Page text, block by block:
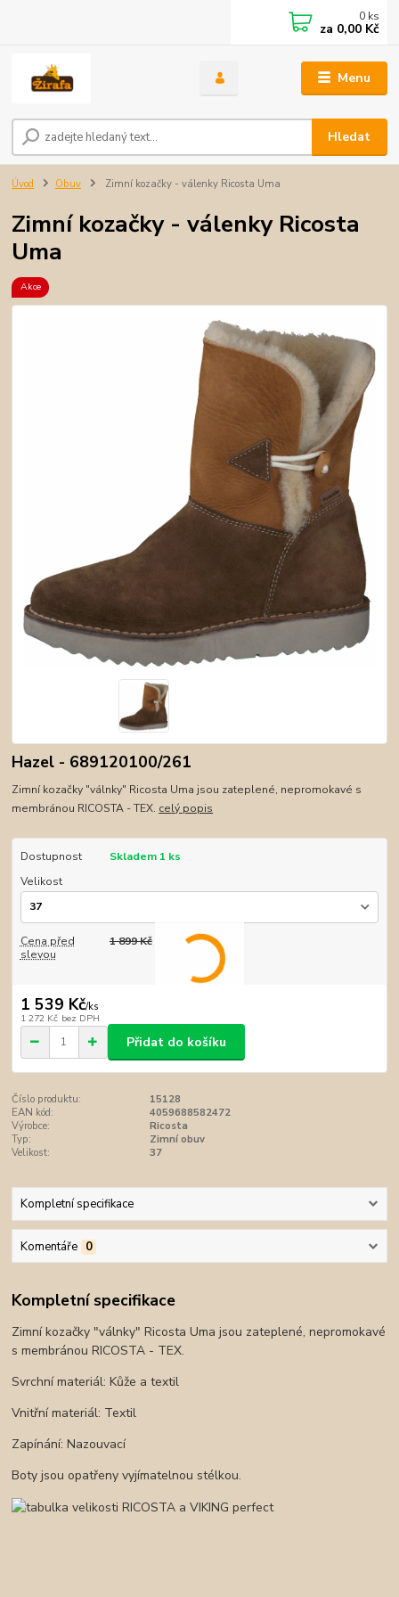
Menu
Hledat
0 ks
za 0,00 Kč
Úvod Obuv Zimní kozačky - válenky Ricosta Uma
Zimní kozačky - válenky Ricosta
Uma
Akce
Hazel - 689120100/261
Zimní kozačky "válnky" Ricosta Uma jsou zateplené, nepromokavé s
membránou RICOSTA - TEX. celý popis
Dostupnost
Skladem 1 ks
Velikost
Cena před
slevou
1 899 Kč
1 539 Kč/ks
1 272 Kč bez DPH
Přidat do košíku
Číslo produktu:
15128
EAN kód:
4059688582472
Výrobce:
Ricosta
Typ:
Zimní obuv
Velikost:
37
Kompletní specifikace
Komentáře 0
Kompletní specifikace
Zimní kozačky "válnky" Ricosta Uma jsou zateplené, nepromokavé
s membránou RICOSTA - TEX.
Svrchní materiál:Kůže a textil
Vnitřní materiál: Textil
Zapínání: Nazouvací
Boty jsou opatřeny vyjímatelnou stélkou.